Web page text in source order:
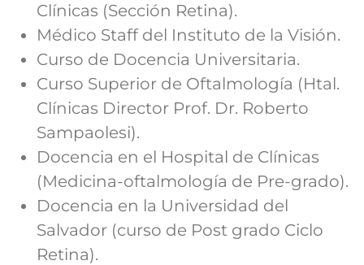
Clínicas (Sección Retina).
Médico Staff del Instituto de la Visión.
Curso de Docencia Universitaria.
Curso Superior de Oftalmología (Htal.
Clínicas Director Prof. Dr. Roberto
Sampaolesi).
Docencia en el Hospital de Clínicas
(Medicina-oftalmología de Pre-grado).
Docencia en la Universidad del
Salvador (curso de Post grado Ciclo
Retina).